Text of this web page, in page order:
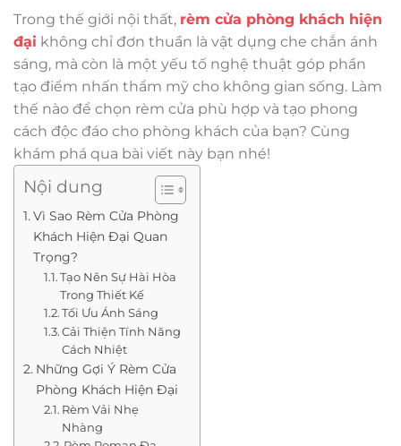
Trong thế giới nội thất, rèm cửa phòng khách hiện
đại không chỉ đơn thuần là vật dụng che chắn ánh
sáng, mà còn là một yếu tố nghệ thuật góp phần
tạo điểm nhấn thẩm mỹ cho không gian sống. Làm
thế nào để chọn rèm cửa phù hợp và tạo phong
cách độc đáo cho phòng khách của bạn? Cùng
khám phá qua bài viết này bạn nhé!
Nội dung
Vì Sao Rèm Cửa Phòng
Khách Hiện Đại Quan
Trọng?
Tạo Nên Sự Hài Hòa
Trong Thiết Kế
Tối Ưu Ánh Sáng
Cải Thiện Tính Năng
Cách Nhiệt
Những Gợi Ý Rèm Cửa
Phòng Khách Hiện Đại
Rèm Vải Nhẹ
Nhàng